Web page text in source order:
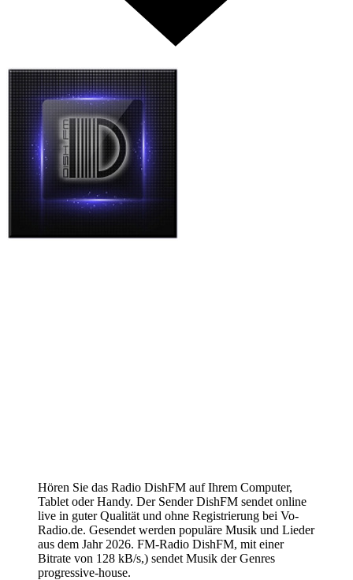
Hören Sie das Radio DishFM auf Ihrem Computer,
Tablet oder Handy. Der Sender DishFM sendet online
live in guter Qualität und ohne Registrierung bei Vo-
Radio.de. Gesendet werden populäre Musik und Lieder
aus dem Jahr 2026. FM-Radio DishFM, mit einer
Bitrate von 128 kB/s,) sendet Musik der Genres
progressive-house.